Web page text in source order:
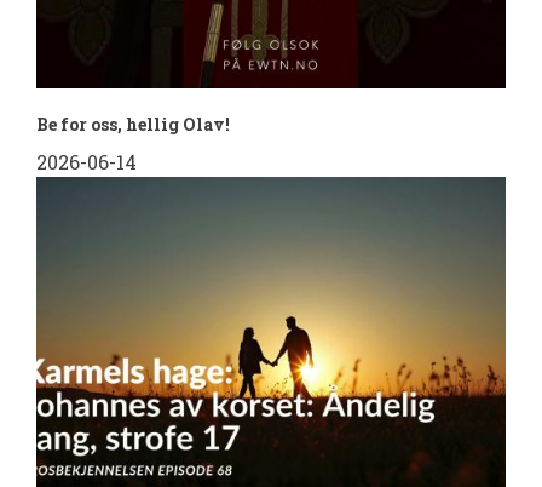
Be for oss, hellig Olav!
2026-06-14